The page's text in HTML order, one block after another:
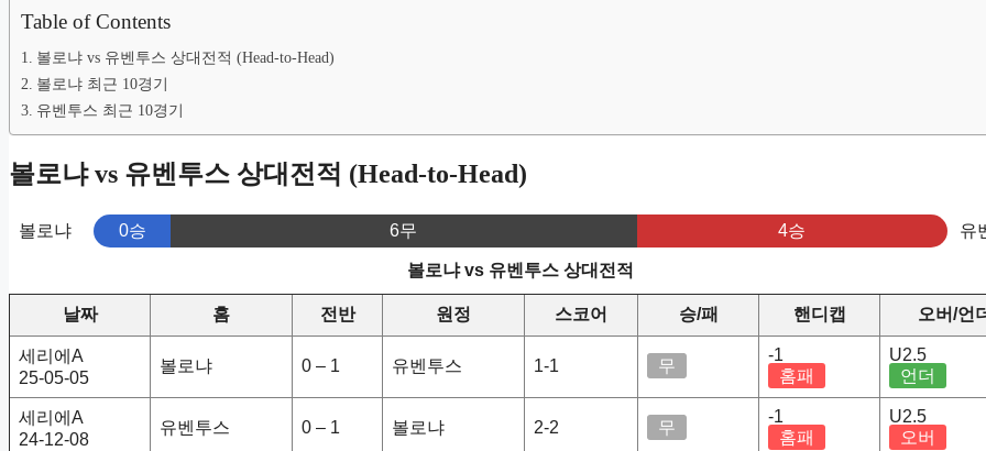
Table of Contents
볼로냐 vs 유벤투스 상대전적 (Head-to-Head)
볼로냐 최근 10경기
유벤투스 최근 10경기
볼로냐 vs 유벤투스 상대전적 (Head-to-Head)
볼로냐 0승 6무 4승 유
볼로냐 vs 유벤투스 상대전적
날짜 홈 전반 원정 스코어 승/패 핸디캡 오버/언
세리에A
25-05-05
볼로냐 0 – 1 유벤투스 1-1 무
-1
홈패
U2.5
언더
세리에A
24-12-08
유벤투스 0 – 1 볼로냐 2-2 무
-1
홈패
U2.5
오버